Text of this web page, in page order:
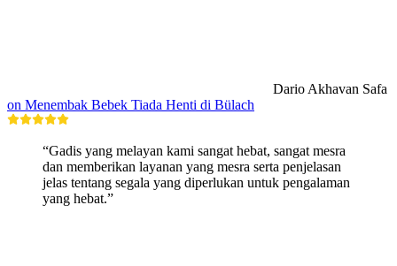
Dario Akhavan Safa
on Menembak Bebek Tiada Henti di Bülach
“Gadis yang melayan kami sangat hebat, sangat mesra
dan memberikan layanan yang mesra serta penjelasan
jelas tentang segala yang diperlukan untuk pengalaman
yang hebat.”